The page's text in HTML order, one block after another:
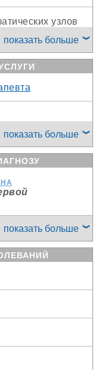
узлов
37,2 С)
показать больше
рта
показать больше
показать больше